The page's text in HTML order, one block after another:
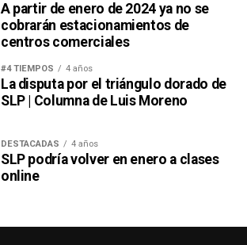
A partir de enero de 2024 ya no se
cobrarán estacionamientos de
centros comerciales
#4 TIEMPOS 4 años
La disputa por el triángulo dorado de
SLP | Columna de Luis Moreno
DESTACADAS 4 años
SLP podría volver en enero a clases
online